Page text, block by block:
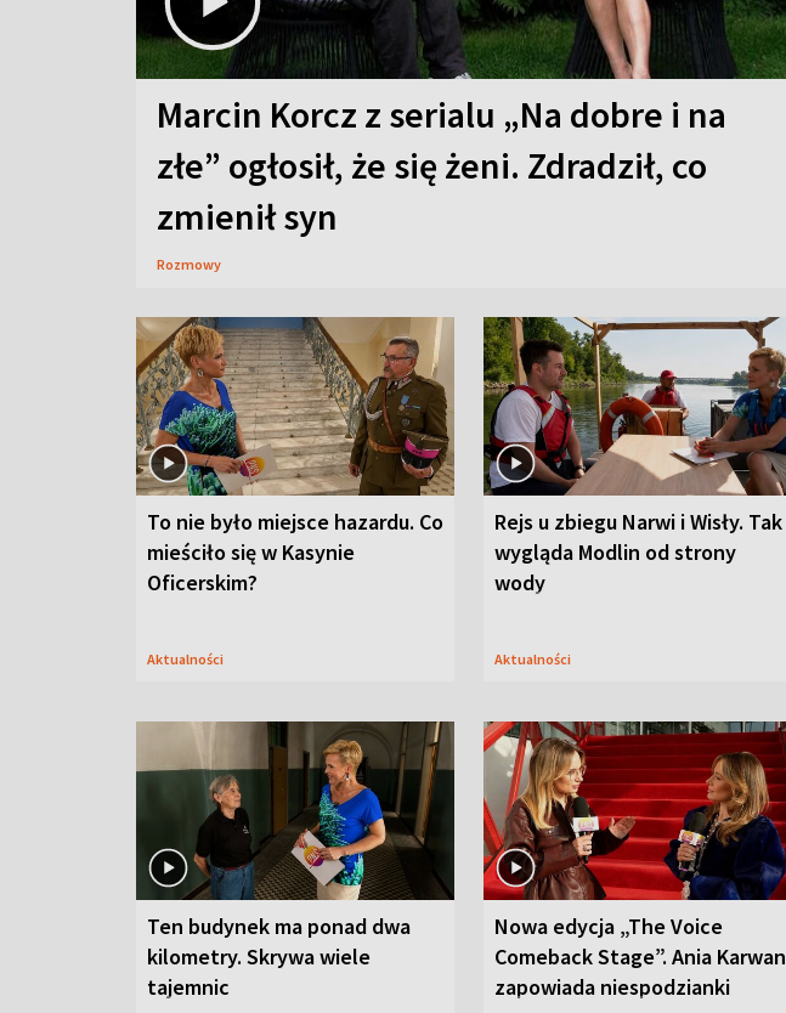
Marcin Korcz z serialu „Na dobre i na
złe” ogłosił, że się żeni. Zdradził, co
zmienił syn
Rozmowy
To nie było miejsce hazardu. Co
mieściło się w Kasynie
Oficerskim?
Aktualności
Rejs u zbiegu Narwi i Wisły. Tak
wygląda Modlin od strony
wody
Aktualności
Ten budynek ma ponad dwa
kilometry. Skrywa wiele
tajemnic
Nowa edycja „The Voice
Comeback Stage”. Ania Karwan
zapowiada niespodzianki